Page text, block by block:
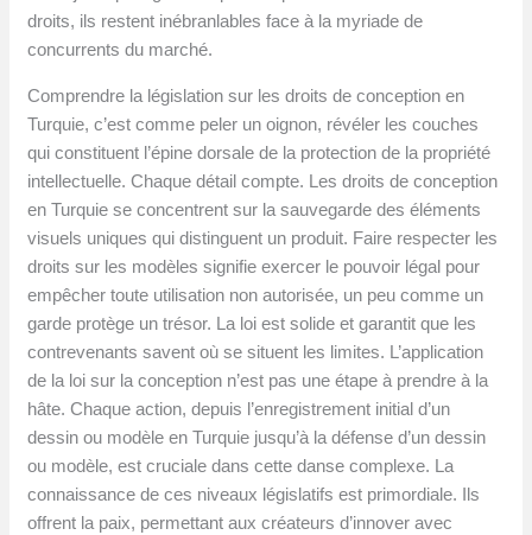
droits, ils restent inébranlables face à la myriade de
concurrents du marché.
Comprendre la législation sur les droits de conception en
Turquie, c’est comme peler un oignon, révéler les couches
qui constituent l’épine dorsale de la protection de la propriété
intellectuelle. Chaque détail compte. Les droits de conception
en Turquie se concentrent sur la sauvegarde des éléments
visuels uniques qui distinguent un produit. Faire respecter les
droits sur les modèles signifie exercer le pouvoir légal pour
empêcher toute utilisation non autorisée, un peu comme un
garde protège un trésor. La loi est solide et garantit que les
contrevenants savent où se situent les limites. L’application
de la loi sur la conception n’est pas une étape à prendre à la
hâte. Chaque action, depuis l’enregistrement initial d’un
dessin ou modèle en Turquie jusqu’à la défense d’un dessin
ou modèle, est cruciale dans cette danse complexe. La
connaissance de ces niveaux législatifs est primordiale. Ils
offrent la paix, permettant aux créateurs d’innover avec